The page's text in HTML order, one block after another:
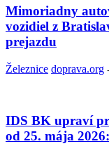
Mimoriadny
vozidiel z
prejazdu
Železnice doprava.org
IDS BK upraví
od 25. mája